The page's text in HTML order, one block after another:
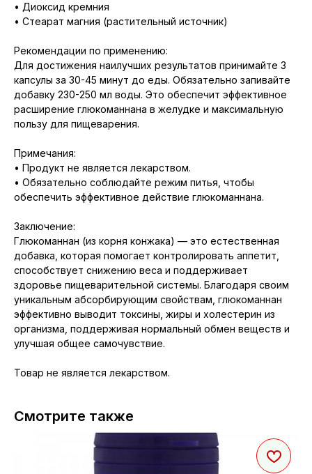
• Диоксид кремния
• Стеарат магния (растительный источник)
Рекомендации по применению:
Для достижения наилучших результатов принимайте 3
капсулы за 30-45 минут до еды. Обязательно запивайте
добавку 230-250 мл воды. Это обеспечит эффективное
расширение глюкоманнана в желудке и максимальную
пользу для пищеварения.
Примечания:
• Продукт не является лекарством.
• Обязательно соблюдайте режим питья, чтобы
обеспечить эффективное действие глюкоманнана.
Заключение:
Глюкоманнан (из корня конжака) — это естественная
добавка, которая помогает контролировать аппетит,
способствует снижению веса и поддерживает
здоровье пищеварительной системы. Благодаря своим
уникальным абсорбирующим свойствам, глюкоманнан
эффективно выводит токсины, жиры и холестерин из
организма, поддерживая нормальный обмен веществ и
улучшая общее самочувствие.
Товар не является лекарством.
Смотрите также